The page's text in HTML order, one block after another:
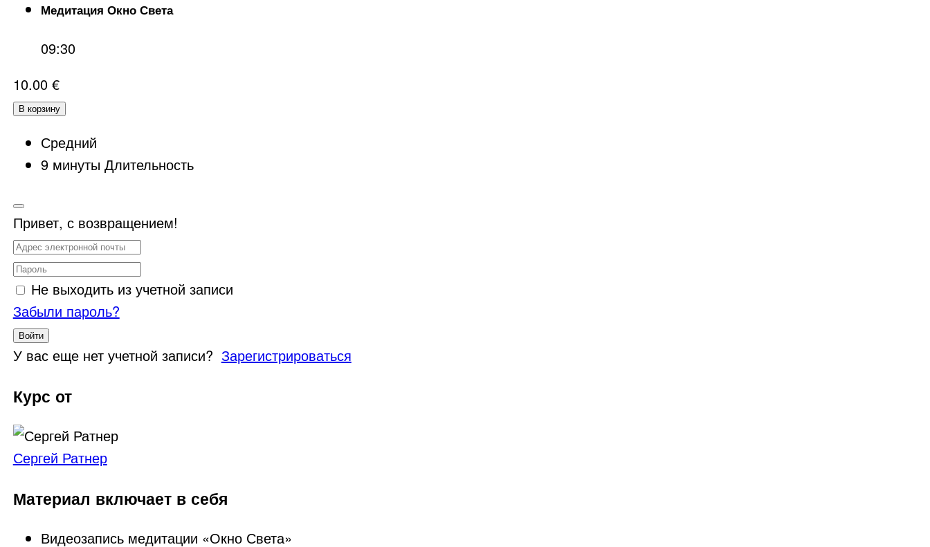
Медитация Окно Света
09:30
10.00 €
В корзину
Средний
9минуты Длительность
Привет, с возвращением!
Не выходить из учетной записи
Забыли пароль?
Войти
У вас еще нет учетной записи? Зарегистрироваться
Курс от
Сергей Ратнер
Материал включает в себя
Видеозапись медитации «Окно Света»